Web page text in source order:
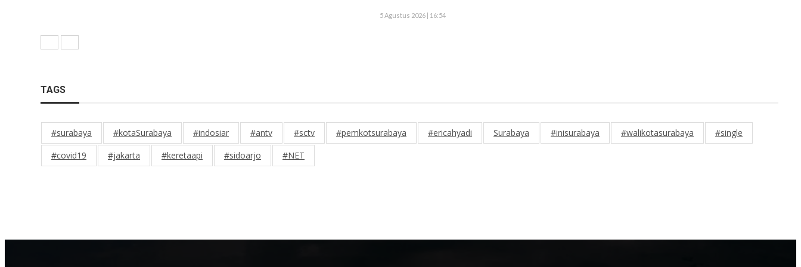
5 Agustus 2026 | 16:54
TAGS
#surabaya #kotaSurabaya #indosiar #antv #sctv #pemkotsurabaya #ericahyadi Surabaya #inisurabaya #walikotasurabaya
#single
#covid19
#jakarta #keretaapi #sidoarjo #NET